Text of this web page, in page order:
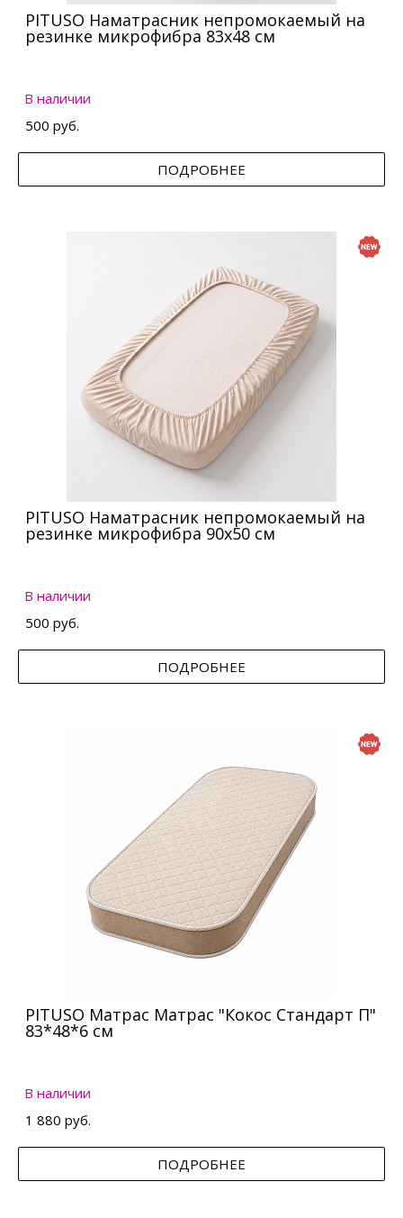
PITUSO Наматрасник непромокаемый на
резинке микрофибра 83х48 см
В наличии
500 руб.
ПОДРОБНЕЕ
PITUSO Наматрасник непромокаемый на
резинке микрофибра 90х50 см
В наличии
500 руб.
ПОДРОБНЕЕ
PITUSO Матрас Матрас "Кокос Стандарт П"
83*48*6 см
В наличии
1 880 руб.
ПОДРОБНЕЕ